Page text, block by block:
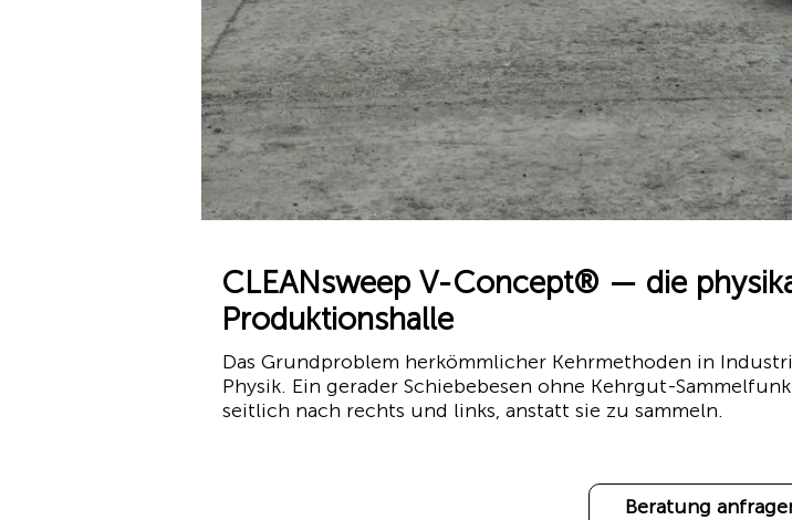
CLEANsweep V-Concept® — die
Produktionshalle
Das Grundproblem herkömmlicher Kehrmethoden in
Physik. Ein gerader Schiebebesen ohne Kehrgut-
seitlich nach rechts und links, anstatt sie zu sammeln.
Beratung